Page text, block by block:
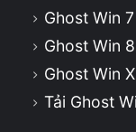
Ghost Win 7
Ghost Win
Ghost Win
Tải Ghost